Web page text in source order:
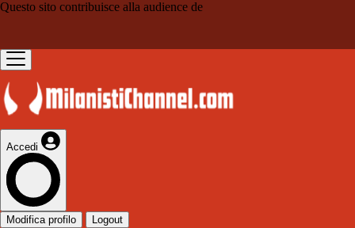
Questo sito contribuisce alla audience de
Accedi
Modifica profilo Logout